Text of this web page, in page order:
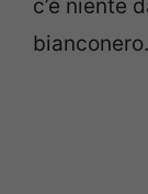
c’è niente
bianconero.